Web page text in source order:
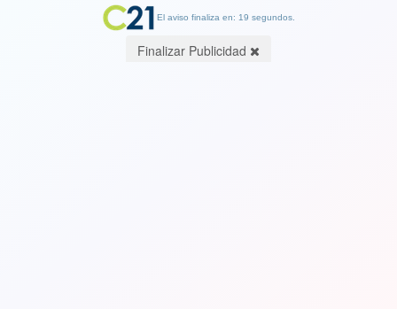
El aviso finaliza en: 19 segundos.
Finalizar Publicidad